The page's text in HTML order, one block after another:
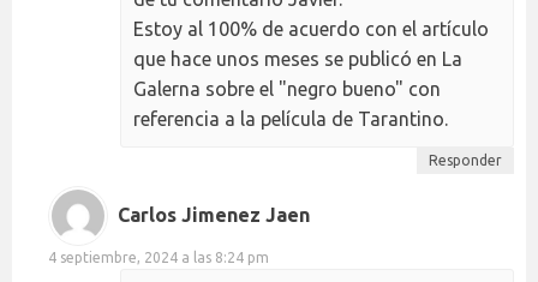
Estoy al 100% de acuerdo con el artículo
que hace unos meses se publicó en La
Galerna sobre el "negro bueno" con
referencia a la película de Tarantino.
Responder
Carlos Jimenez Jaen
4 septiembre, 2024 a las 8:24 pm